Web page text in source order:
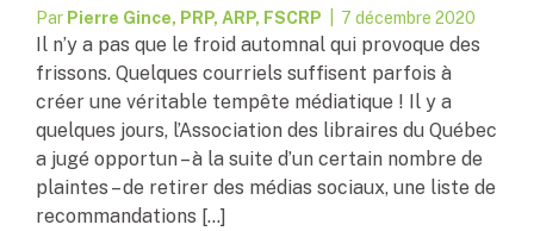
Par Pierre Gince, PRP, ARP, FSCRP | 7 décembre 2020
Il n’y a pas que le froid automnal qui provoque des
frissons. Quelques courriels suffisent parfois à
créer une véritable tempête médiatique ! Il y a
quelques jours, l’Association des libraires du Québec
a jugé opportun – à la suite d’un certain nombre de
plaintes – de retirer des médias sociaux, une liste de
recommandations […]